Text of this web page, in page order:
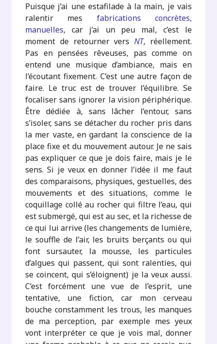
Puisque j’ai une estafilade à la main, je vais
ralentir mes fabrications concrètes,
manuelles, car j’ai un peu mal, c’est le
moment de retourner versNT, réellement.
Pas en pensées rêveuses, pas comme on
entend une musique d’ambiance, mais en
l’écoutant fixement. C’est une autre façon de
faire. Le truc est de trouver l’équilibre. Se
focaliser sans ignorer la vision périphérique.
Être dédiée à, sans lâcher l’entour, sans
s’isoler, sans se détacher du rocher pris dans
la mer vaste, en gardant la conscience de la
place fixe et du mouvement autour. Je ne sais
pas expliquer ce que je dois faire, mais je le
sens. Si je veux en donner l’idée il me faut
des comparaisons, physiques, gestuelles, des
mouvements et des situations, comme le
coquillage collé au rocher qui filtre l’eau, qui
est submergé, qui est au sec, et la richesse de
ce qui lui arrive (les changements de lumière,
le souffle de l’air, les bruits berçants ou qui
font sursauter, la mousse, les particules
d’algues qui passent, qui sont ralenties, qui
se coincent, qui s’éloignent) je la veux aussi.
C’est forcément une vue de l’esprit, une
tentative, une fiction, car mon cerveau
bouche constamment les trous, les manques
de ma perception, par exemple mes yeux
vont interpréter ce que je vois mal, donner